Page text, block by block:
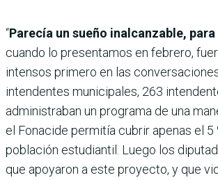
“Parecía un sueño inalcanzable,
cuando lo presentamos en febrero,
intensos primero en las
intendentes municipales, 263
administraban un programa de una
el Fonacide permitía cubrir apenas el 5
población estudiantil. Luego los
que apoyaron a este proyecto, y que